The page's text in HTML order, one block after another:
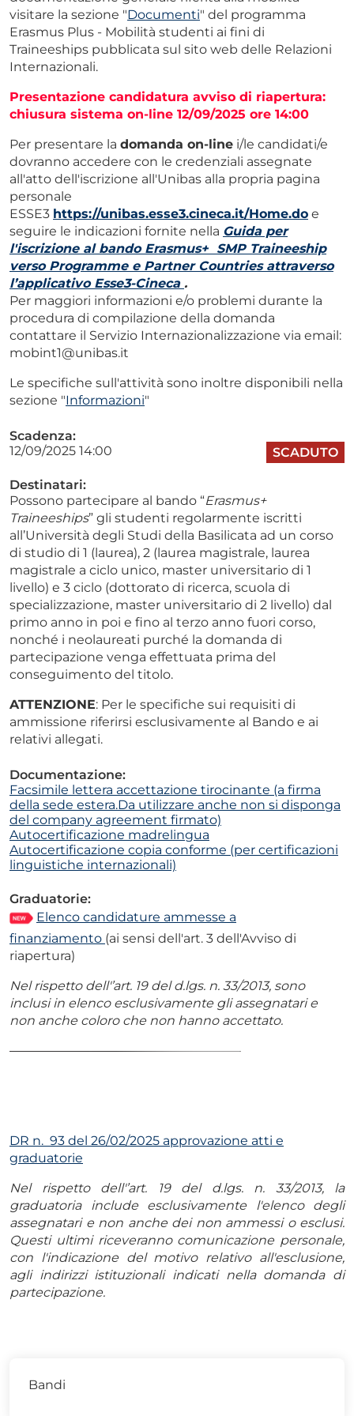
visitare la sezione "Documenti" del programma
Erasmus Plus - Mobilità studenti ai fini di
Traineeships pubblicata sul sito web delle Relazioni
Internazionali.
Presentazione candidatura avviso di riapertura:
chiusura sistema on-line 12/09/2025 ore 14:00
Per presentare la domanda on-line i/le candidati/e
dovranno accedere con le credenziali assegnate
all'atto dell'iscrizione all'Unibas alla propria pagina
personale
ESSE3 https://unibas.esse3.cineca.it/Home.do e
seguire le indicazioni fornite nella Guida per
l'iscrizione al bando Erasmus+ SMP Traineeship
verso Programme e Partner Countries attraverso
l’applicativo Esse3-Cineca .
Per maggiori informazioni e/o problemi durante la
procedura di compilazione della domanda
contattare il Servizio Internazionalizzazione via email:
mobint1@unibas.it
Le specifiche sull'attività sono inoltre disponibili nella
sezione "Informazioni"
Scadenza:
12/09/2025 14:00
SCADUTO
Destinatari:
Possono partecipare al bando “Erasmus+
Traineeships” gli studenti regolarmente iscritti
all’Università degli Studi della Basilicata ad un corso
di studio di 1 (laurea), 2 (laurea magistrale, laurea
magistrale a ciclo unico, master universitario di 1
livello) e 3 ciclo (dottorato di ricerca, scuola di
specializzazione, master universitario di 2 livello) dal
primo anno in poi e fino al terzo anno fuori corso,
nonché i neolaureati purché la domanda di
partecipazione venga effettuata prima del
conseguimento del titolo.
ATTENZIONE: Per le specifiche sui requisiti di
ammissione riferirsi esclusivamente al Bando e ai
relativi allegati.
Documentazione:
Facsimile lettera accettazione tirocinante (a firma
della sede estera.Da utilizzare anche non si disponga
del company agreement firmato)
Autocertificazione madrelingua
Autocertificazione copia conforme (per certificazioni
linguistiche internazionali)
Graduatorie:
Elenco candidature ammesse a
finanziamento (ai sensi dell'art. 3 dell'Avviso di
riapertura)
Nel rispetto dell'’art. 19 del d.lgs. n. 33/2013, sono
inclusi in elencoesclusivamente gli assegnatari e
non anche coloro che non hanno accettato.
DR n. 93 del 26/02/2025 approvazione atti e
graduatorie
Nel rispetto dell'’art. 19 del d.lgs. n. 33/2013, la
graduatoria include esclusivamente l'elenco degli
assegnatari e non anche dei non ammessi o esclusi.
Questi ultimi riceveranno comunicazione personale,
con l'indicazione del motivo relativo all'esclusione,
agli indirizzi istituzionali indicati nella domanda di
partecipazione.
Bandi